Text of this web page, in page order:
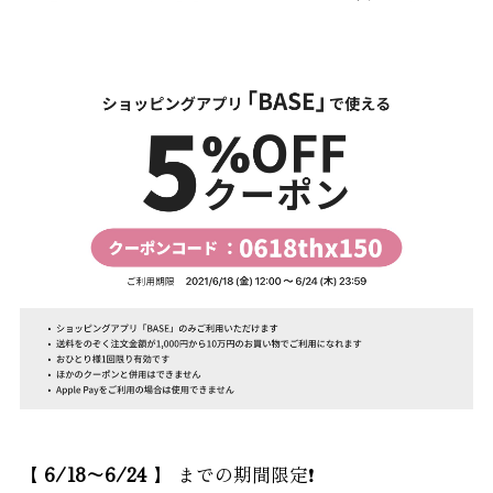
【 6/18〜6/24 】 までの期間限定❗️